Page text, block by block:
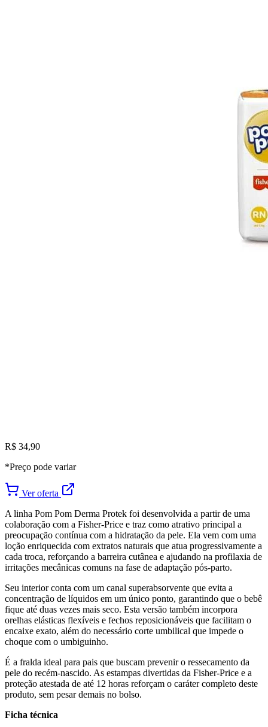
R$ 34,90
*Preço pode variar
Ver oferta
A linha Pom Pom Derma Protek foi desenvolvida a partir de uma
colaboração com a Fisher-Price e traz como atrativo principal a
preocupação contínua com a hidratação da pele. Ela vem com uma
loção enriquecida com extratos naturais que atua progressivamente a
cada troca, reforçando a barreira cutânea e ajudando na profilaxia de
irritações mecânicas comuns na fase de adaptação pós-parto.
Seu interior conta com um canal superabsorvente que evita a
concentração de líquidos em um único ponto, garantindo que o bebê
fique até duas vezes mais seco. Esta versão também incorpora
orelhas elásticas flexíveis e fechos reposicionáveis que facilitam o
encaixe exato, além do necessário corte umbilical que impede o
choque com o umbiguinho.
É a fralda ideal para pais que buscam prevenir o ressecamento da
pele do recém-nascido. As estampas divertidas da Fisher-Price e a
proteção atestada de até 12 horas reforçam o caráter completo deste
produto, sem pesar demais no bolso.
Ficha técnica